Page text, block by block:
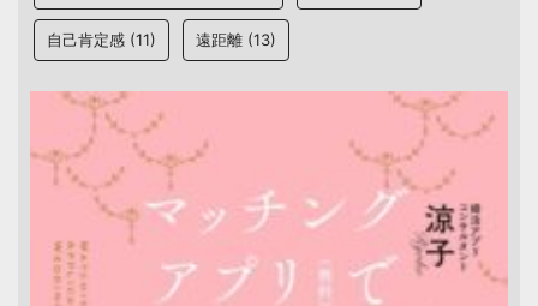
自己肯定感 (11) 遠距離 (13)